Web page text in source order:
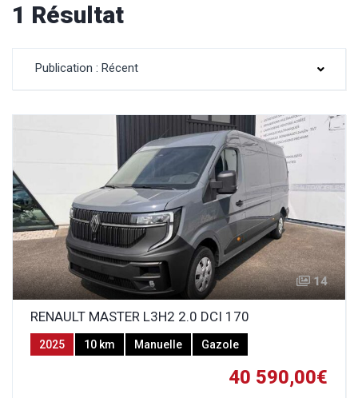
1 Résultat
Publication : Récent
14
RENAULT MASTER L3H2 2.0 DCI 170
40 590,00€
2025 10 km Manuelle Gazole